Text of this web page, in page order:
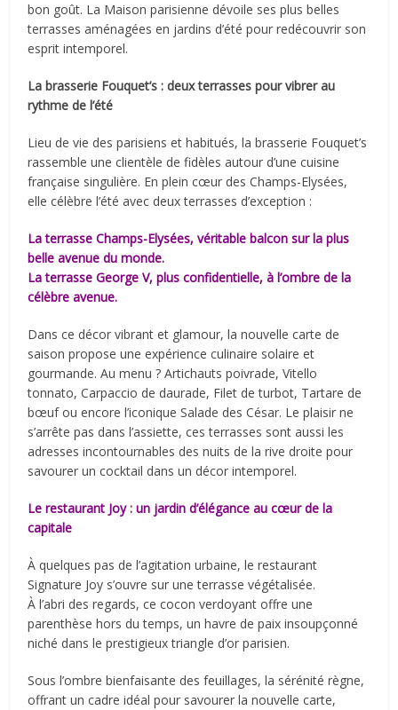
bon goût. La Maison parisienne dévoile ses plus belles
terrasses aménagées en jardins d’été pour redécouvrir son
esprit intemporel.
La brasserie Fouquet’s : deux terrasses pour vibrer au
rythme de l’été
Lieu de vie des parisiens et habitués, la brasserie Fouquet’s
rassemble une clientèle de fidèles autour d’une cuisine
française singulière. En plein cœur des Champs-Elysées,
elle célèbre l’été avec deux terrasses d’exception :
La terrasse Champs-Elysées, véritable balcon sur la plus
belle avenue du monde.
La terrasse George V, plus confidentielle, à l’ombre de la
célèbre avenue.
Dans ce décor vibrant et glamour, la nouvelle carte de
saison propose une expérience culinaire solaire et
gourmande. Au menu ? Artichauts poivrade, Vitello
tonnato, Carpaccio de daurade, Filet de turbot, Tartare de
bœuf ou encore l’iconique Salade des César. Le plaisir ne
s’arrête pas dans l’assiette, ces terrasses sont aussi les
adresses incontournables des nuits de la rive droite pour
savourer un cocktail dans un décor intemporel.
Le restaurant Joy : un jardin d’élégance au cœur de la
capitale
À quelques pas de l’agitation urbaine, le restaurant
Signature Joy s’ouvre sur une terrasse végétalisée.
À l’abri des regards, ce cocon verdoyant offre une
parenthèse hors du temps, un havre de paix insoupçonné
niché dans le prestigieux triangle d’or parisien.
Sous l’ombre bienfaisante des feuillages, la sérénité règne,
offrant un cadre idéal pour savourer la nouvelle carte,